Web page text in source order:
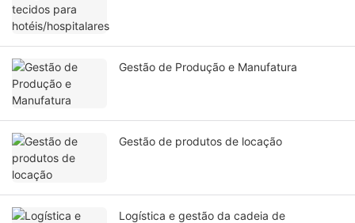
Gestão de Produção e Manufatura
Gestão de produtos de locação
Logística e gestão da cadeia de